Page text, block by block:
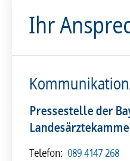
Ihr
Pressestelle der
Telefon: 089 4147 268